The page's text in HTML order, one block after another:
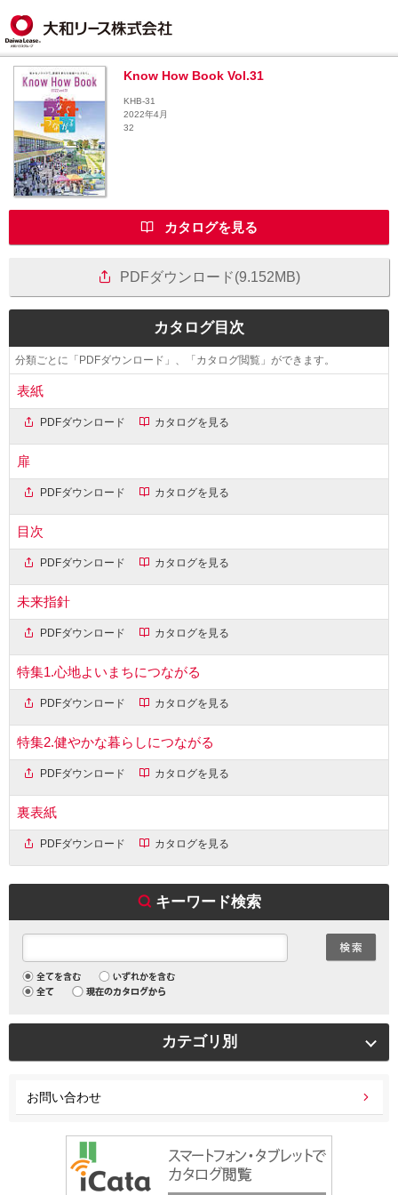
Know How Book Vol.31
KHB-31
2022年4月
32
カタログを見る
PDFダウンロード(9.152MB)
カタログ目次
分類ごとに「PDFダウンロード」、「カタログ閲覧」ができます。
表紙
PDFダウンロード カタログを見る
扉
PDFダウンロード カタログを見る
目次
PDFダウンロード カタログを見る
未来指針
PDFダウンロード カタログを見る
特集1.心地よいまちにつながる
PDFダウンロード カタログを見る
特集2.健やかな暮らしにつながる
PDFダウンロード カタログを見る
裏表紙
PDFダウンロード カタログを見る
キーワード検索
カテゴリ別
お問い合わせ